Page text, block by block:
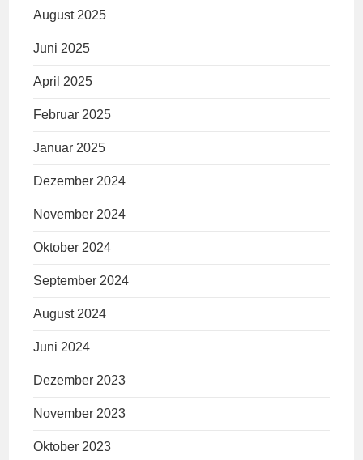
August 2025
Juni 2025
April 2025
Februar 2025
Januar 2025
Dezember 2024
November 2024
Oktober 2024
September 2024
August 2024
Juni 2024
Dezember 2023
November 2023
Oktober 2023